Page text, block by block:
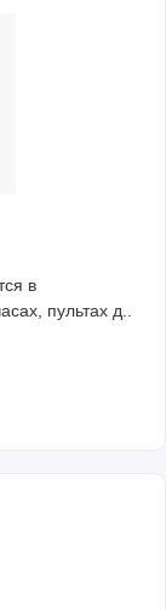
в
пультах д..